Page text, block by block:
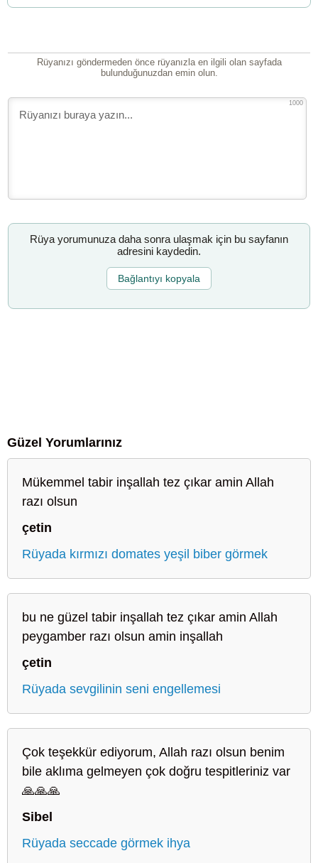
Rüyanızı göndermeden önce rüyanızla en ilgili olan sayfada
bulunduğunuzdan emin olun.
1000
Rüya yorumunuza daha sonra ulaşmak için bu sayfanın
adresini kaydedin.
Bağlantıyı kopyala
Güzel Yorumlarınız
Mükemmel tabir inşallah tez çıkar amin Allah
razı olsun
çetin
Rüyada kırmızı domates yeşil biber görmek
bu ne güzel tabir inşallah tez çıkar amin Allah
peygamber razı olsun amin inşallah
çetin
Rüyada sevgilinin seni engellemesi
Çok teşekkür ediyorum, Allah razı olsun benim
bile aklıma gelmeyen çok doğru tespitleriniz var
🙏🙏🙏
Sibel
Rüyada seccade görmek ihya